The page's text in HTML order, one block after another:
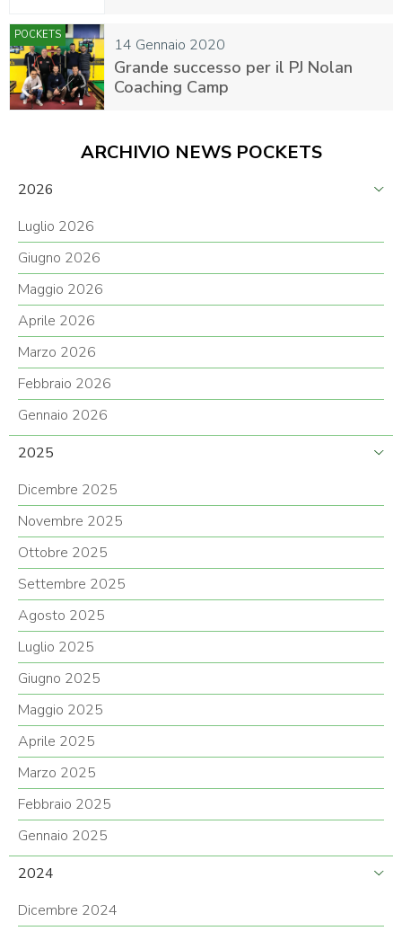
14 Gennaio 2020
POCKETS
Grande successo per il PJ Nolan
Coaching Camp
ARCHIVIO NEWS POCKETS
2026
Luglio 2026
Giugno 2026
Maggio 2026
Aprile 2026
Marzo 2026
Febbraio 2026
Gennaio 2026
2025
Dicembre 2025
Novembre 2025
Ottobre 2025
Settembre 2025
Agosto 2025
Luglio 2025
Giugno 2025
Maggio 2025
Aprile 2025
Marzo 2025
Febbraio 2025
Gennaio 2025
2024
Dicembre 2024